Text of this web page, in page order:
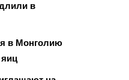
в
в Монголию